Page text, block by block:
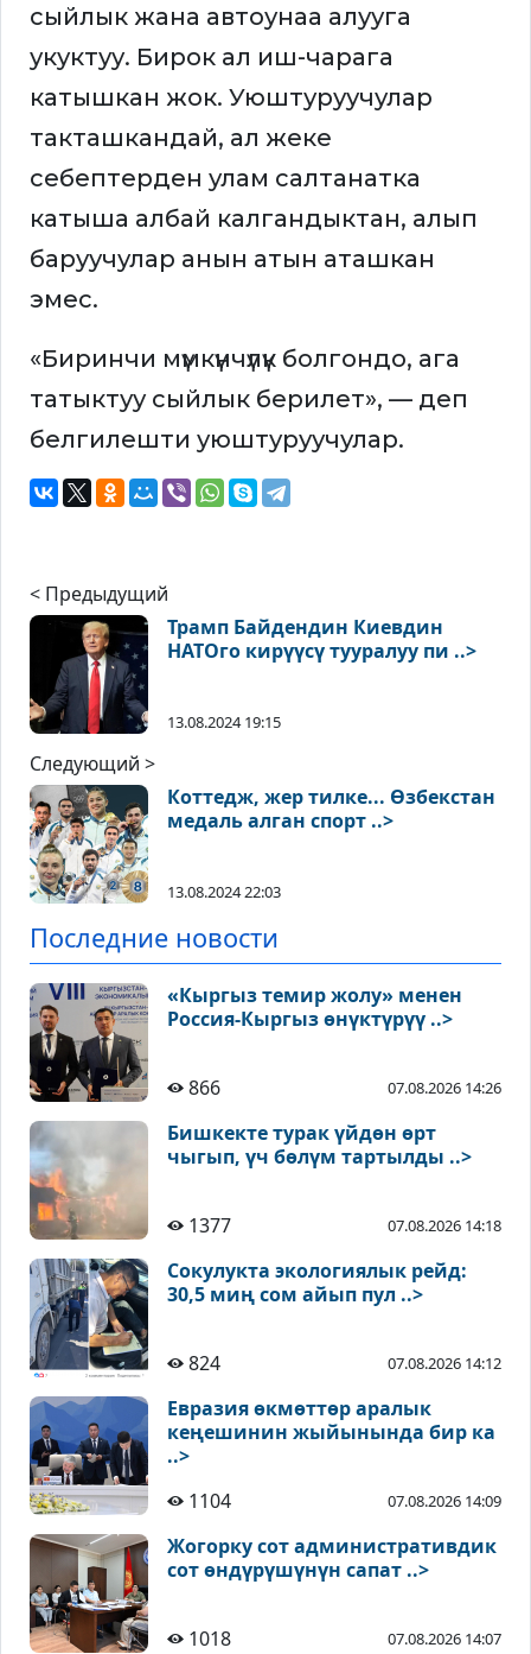
сыйлык жана автоунаа алууга
укуктуу. Бирок ал иш-чарага
катышкан жок. Уюштуруучулар
такташкандай, ал жеке
себептерден улам салтанатка
катыша албай калгандыктан, алып
баруучулар анын атын аташкан
эмес.
«Биринчи мүмкүнчүлүк болгондо, ага
татыктуу сыйлык берилет», — деп
белгилешти уюштуруучулар.
< Предыдущий
Трамп Байдендин Киевдин
НАТОго кирүүсү тууралуу пи ..>
13.08.2024 19:15
Следующий >
Коттедж, жер тилке... Өзбекстан
медаль алган спорт ..>
13.08.2024 22:03
Последние новости
«Кыргыз темир жолу» менен
Россия-Кыргыз өнүктүрүү ..>
866 07.08.2026 14:26
Бишкекте турак үйдөн өрт
чыгып, үч бөлүм тартылды ..>
1377 07.08.2026 14:18
Сокулукта экологиялык рейд:
30,5 миң сом айып пул ..>
824 07.08.2026 14:12
Евразия өкмөттөр аралык
кеңешинин жыйынында бир ка
..>
1104
07.08.2026 14:09
Жогорку сот административдик
сот өндүрүшүнүн сапат ..>
1018 07.08.2026 14:07